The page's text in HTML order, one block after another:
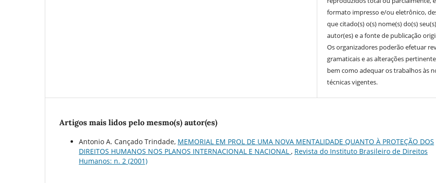
formato impresso e/ou eletrônico,
que citado(s) o(s) nome(s) do(s) seu(s)
autor(es) e a fonte de publicação
Os organizadores poderão efetuar
gramaticais e as alterações
bem como adequar os trabalhos às
técnicas vigentes.
Artigos mais lidos pelo mesmo(s) autor(es)
Antonio A. Cançado Trindade, MEMORIAL EM PROL DE UMA NOVA MENTALIDADE QUANTO À PROTEÇÃO DOS
DIREITOS HUMANOS NOS PLANOS INTERNACIONAL E NACIONAL , Revista do Instituto Brasileiro de Direitos
Humanos: n. 2 (2001)